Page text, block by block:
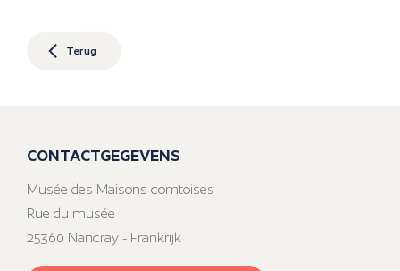
Terug
CONTACTGEGEVENS
Musée des Maisons comtoises
Rue du musée
25360 Nancray - Frankrijk